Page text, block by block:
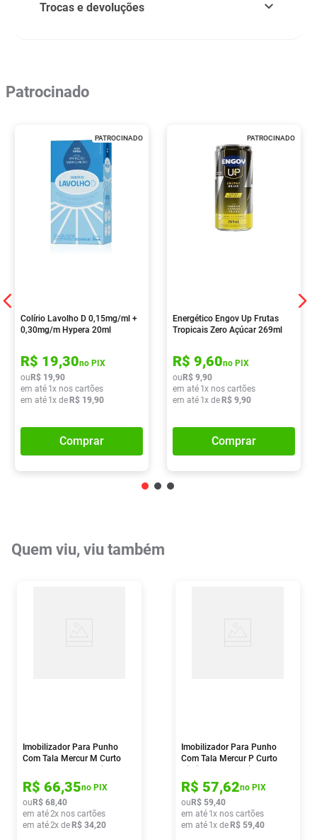
Trocas e devoluções
Patrocinado
PATROCINADO
Colírio Lavolho D 0,15mg/ml +
0,30mg/m Hypera 20ml
R$ 19,30no PIX
ou R$ 19,90
em até 1x nos cartões
em até 1x de R$ 19,90
Comprar
PATROCINADO
Energético Engov Up Frutas
Tropicais Zero Açúcar 269ml
R$ 9,60no PIX
ou R$ 9,90
em até 1x nos cartões
em até 1x de R$ 9,90
Comprar
Quem viu, viu também
Imobilizador Para Punho
Com Tala Mercur M Curto
R$ 66,35no PIX
ou R$ 68,40
em até2x nos cartões
em até2x de R$ 34,20
Imobilizador Para Punho
Com Tala Mercur P Curto
R$ 57,62no PIX
ou R$ 59,40
em até 1x nos cartões
em até 1x de R$ 59,40